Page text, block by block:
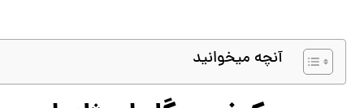
آنچه میخوانید